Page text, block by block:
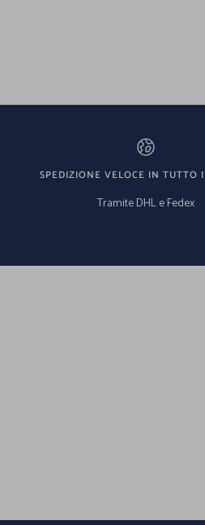
SPEDIZIONE VELOCE IN TUTTO
Tramite DHL e Fedex